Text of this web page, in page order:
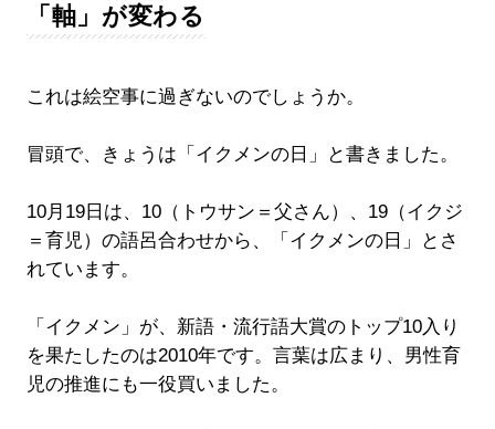
「軸」が変わる
これは絵空事に過ぎないのでしょうか。
冒頭で、きょうは「イクメンの日」と書きました。
10月19日は、10（トウサン＝父さん）、19（イクジ
＝育児）の語呂合わせから、「イクメンの日」とさ
れています。
「イクメン」が、新語・流行語大賞のトップ10入り
を果たしたのは2010年です。言葉は広まり、男性育
児の推進にも一役買いました。